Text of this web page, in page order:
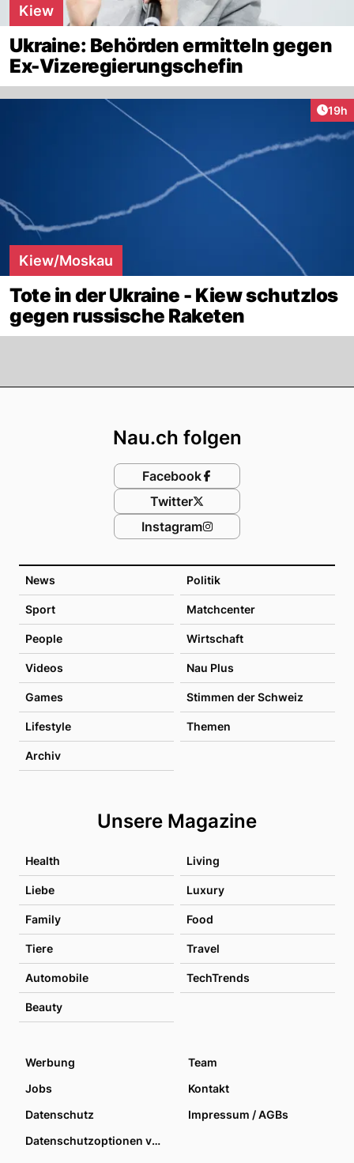
Kiew
Ukraine: Behörden ermitteln gegen
Ex-Vizeregierungschefin
19h
Kiew/Moskau
Tote in der Ukraine - Kiew schutzlos
gegen russische Raketen
News Politik
Sport Matchcenter
People Wirtschaft
Videos Nau Plus
Games Stimmen der Schweiz
Lifestyle Themen
Archiv
Unsere Magazine
Health Living
Liebe Luxury
Family Food
Tiere Travel
Automobile TechTrends
Beauty
Nau.ch folgen
Facebook
Twitter
Instagram
Werbung
Team
Jobs
Kontakt
Datenschutz
Impressum / AGBs
Datenschutzoptionen verwalten